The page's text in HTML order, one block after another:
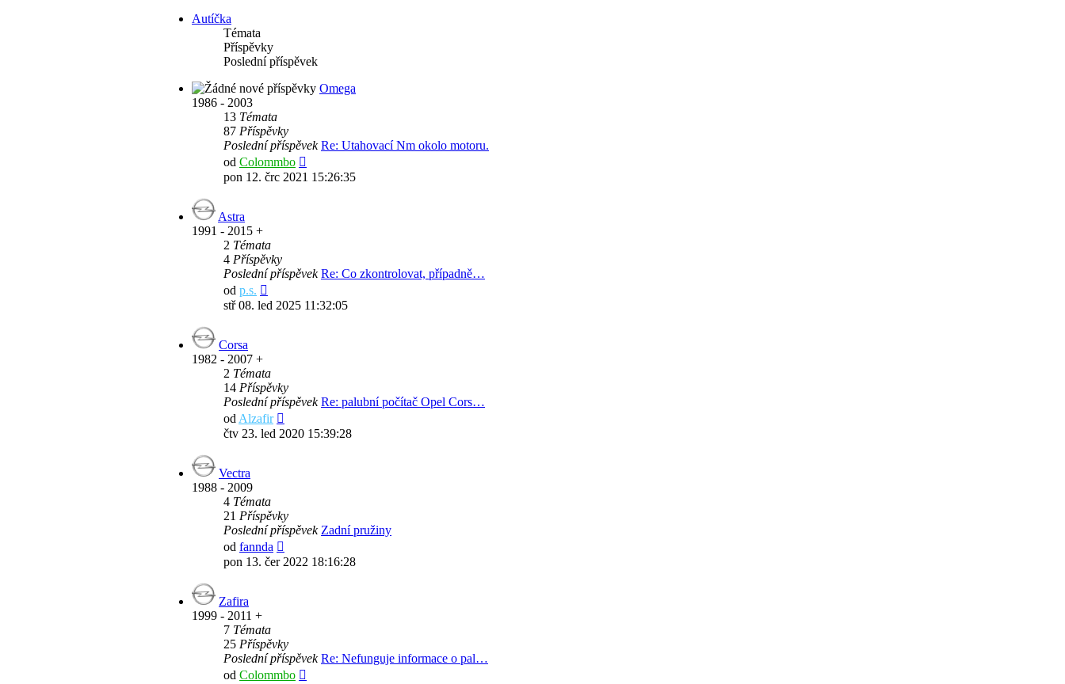
Autíčka
Témata
Příspěvky
Poslední příspěvek
Omega
1986 - 2003
13 Témata
87 Příspěvky
Poslední příspěvek Re: Utahovací Nm okolo motoru.
od Colommbo
poslední
pon 12. črc 2021 15:26:35
Astra
1991 - 2015 +
2 Témata
4 Příspěvky
Poslední příspěvek Re: Co zkontrolovat, případně…
od p.s.
poslední
stř 08. led 2025 11:32:05
Corsa
1982 - 2007 +
2 Témata
14 Příspěvky
Poslední příspěvek Re: palubní počítač Opel Cors…
odAlzafir
poslední
čtv 23. led 2020 15:39:28
Vectra
1988 - 2009
4 Témata
21 Příspěvky
Poslední příspěvek Zadní pružiny
od fannda
poslední
pon 13. čer 2022 18:16:28
Zafira
1999 - 2011 +
7 Témata
25 Příspěvky
Poslední příspěvek Re: Nefunguje informace o pal…
od Colommbo